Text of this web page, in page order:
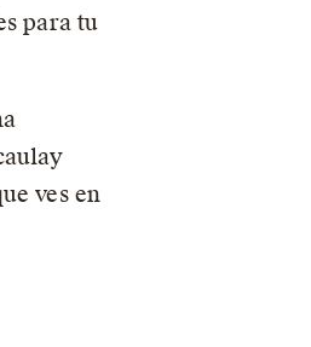
para tu
ves en